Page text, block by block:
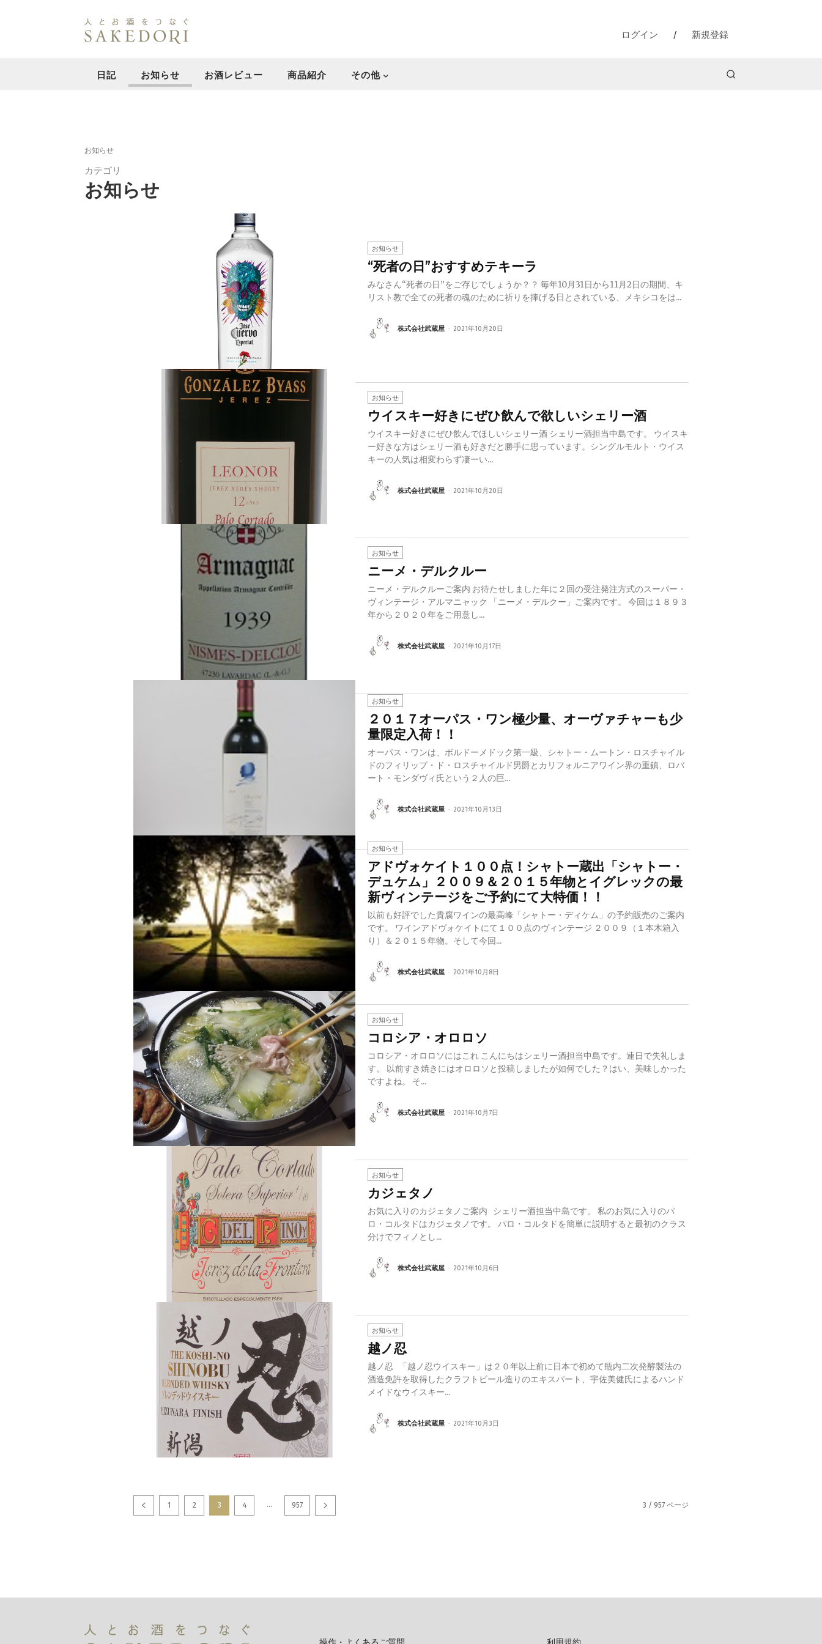
ログイン / 新規登録
日記 お知らせ お酒レビュー 商品紹介 その他
お知らせ
カテゴリ
お知らせ
お知らせ
“死者の日”おすすめテキーラ
みなさん“死者の日”をご存じでしょうか？？ 毎年10月31日から11月2日の期間、キ
リスト教で全ての死者の魂のために祈りを捧げる日とされている、メキシコをは...
株式会社武蔵屋 - 2021年10月20日
お知らせ
ウイスキー好きにぜひ飲んで欲しいシェリー酒
ウイスキー好きにぜひ飲んでほしいシェリー酒 シェリー酒担当中島です。 ウイスキ
ー好きな方はシェリー酒も好きだと勝手に思っています。シングルモルト・ウイス
キーの人気は相変わらず凄ーい...
株式会社武蔵屋 - 2021年10月20日
お知らせ
ニーメ・デルクルー
ニーメ・デルクルーご案内 お待たせしました年に２回の受注発注方式のスーパー・
ヴィンテージ・アルマニャック 「ニーメ・デルクー」ご案内です。 今回は１８９３
年から２０２０年をご用意し...
株式会社武蔵屋 - 2021年10月17日
お知らせ
２０１７オーパス・ワン極少量、オーヴァチャーも少
量限定入荷！！
オーパス・ワンは、ボルドーメドック第一級、シャトー・ムートン・ロスチャイル
ドのフィリップ・ド・ロスチャイルド男爵とカリフォルニアワイン界の重鎮、ロバ
ート・モンダヴィ氏という２人の巨...
株式会社武蔵屋 - 2021年10月13日
お知らせ
アドヴォケイト１００点！シャトー蔵出「シャトー・
デュケム」２００９＆２０１５年物とイグレックの最
新ヴィンテージをご予約にて大特価！！
以前も好評でした貴腐ワインの最高峰「シャトー・ディケム」の予約販売のご案内
です。 ワインアドヴォケイトにて１００点のヴィンテージ ２００９（１本木箱入
り）＆２０１５年物。そして今回...
株式会社武蔵屋 - 2021年10月8日
お知らせ
コロシア・オロロソ
コロシア・オロロソにはこれ こんにちはシェリー酒担当中島です。連日で失礼しま
す。 以前すき焼きにはオロロソと投稿しましたが如何でした？はい、美味しかった
ですよね。 そ...
株式会社武蔵屋 - 2021年10月7日
お知らせ
カジェタノ
お気に入りのカジェタノご案内 シェリー酒担当中島です。 私のお気に入りのパ
ロ・コルタドはカジェタノです。 パロ・コルタドを簡単に説明すると最初のクラス
分けでフィノとし...
株式会社武蔵屋 - 2021年10月6日
お知らせ
越ノ忍
越ノ忍 「越ノ忍ウイスキー」は２０年以上前に日本で初めて瓶内二次発酵製法の
酒造免許を取得したクラフトビール造りのエキスパート、宇佐美健氏によるハンド
メイドなウイスキー...
株式会社武蔵屋 - 2021年10月3日
1 2 3 4 ... 957 3 / 957 ページ